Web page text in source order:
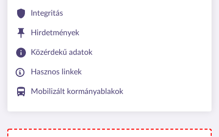
Integritás
Hirdetmények
Közérdekű adatok
Hasznos linkek
Mobilizált kormányablakok